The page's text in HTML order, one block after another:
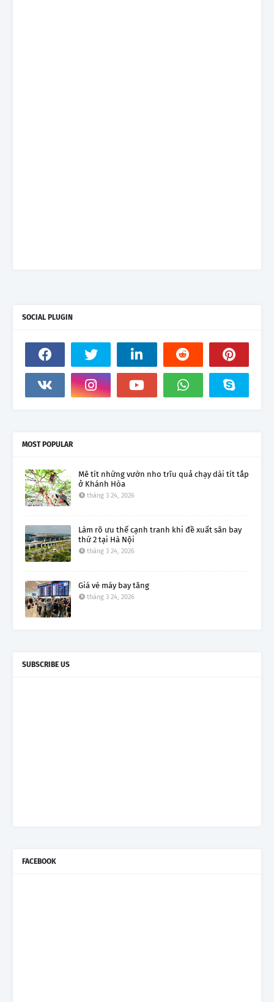
SOCIAL PLUGIN
MOST POPULAR
Mê tít những vườn nho trĩu quả chạy dài tít tắp
ở Khánh Hòa
tháng 3 24, 2026
Làm rõ ưu thế cạnh tranh khi đề xuất sân bay
thứ 2 tại Hà Nội
tháng 3 24, 2026
Giá vé máy bay tăng
tháng 3 24, 2026
SUBSCRIBE US
FACEBOOK